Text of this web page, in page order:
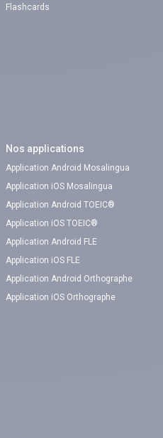
Flashcards
Nos applications
Application Android Mosalingua
Application iOS Mosalingua
Application Android TOEIC®
Application iOS TOEIC®
Application Android FLE
Application iOS FLE
Application Android Orthographe
Application iOS Orthographe